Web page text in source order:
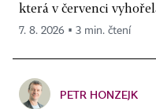
která v červenci
7. 8. 2026 ▪ 3 min. čtení
PETR HONZEJK